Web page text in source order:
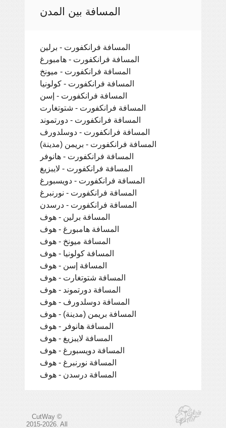
المسافة بين المدن
المسافة فرانكفورت - برلين
المسافة فرانكفورت - هامبورغ
المسافة فرانكفورت - ميونخ
المسافة فرانكفورت - كولونيا
المسافة فرانكفورت - إسن
المسافة فرانكفورت - شتوتغارت
المسافة فرانكفورت - دورتموند
المسافة فرانكفورت - دوسلدورف
المسافة فرانكفورت - بريمن (مدينة)
المسافة فرانكفورت - هانوفر
المسافة فرانكفورت - لايبزيغ
المسافة فرانكفورت - دويسبورغ
المسافة فرانكفورت - نورنبرغ
المسافة فرانكفورت - درسدن
المسافة برلين - هوف
المسافة هامبورغ - هوف
المسافة ميونخ - هوف
المسافة كولونيا - هوف
المسافة إسن - هوف
المسافة شتوتغارت - هوف
المسافة دورتموند - هوف
المسافة دوسلدورف - هوف
المسافة بريمن (مدينة) - هوف
المسافة هانوفر - هوف
المسافة لايبزيغ - هوف
المسافة دويسبورغ - هوف
المسافة نورنبرغ - هوف
المسافة درسدن - هوف
CutWay ©
2015-2026. All